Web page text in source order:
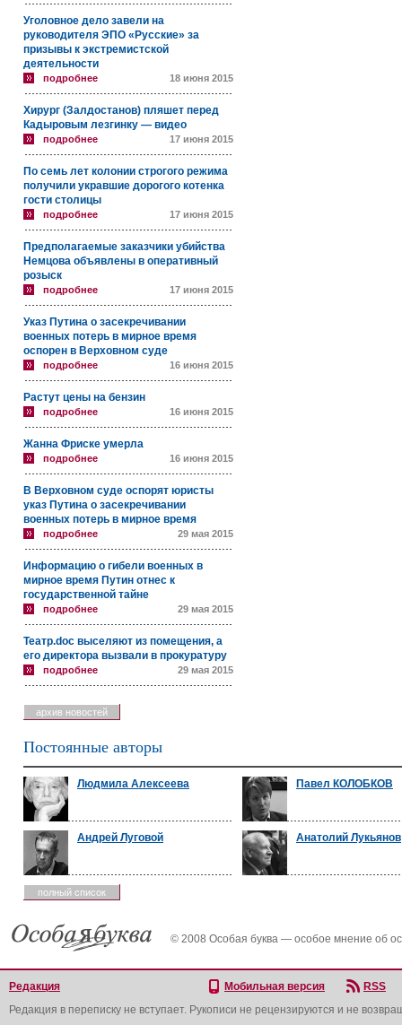
Уголовное дело завели на
руководителя ЭПО «Русские» за
призывы к экстремистской
деятельности
подробнее 18 июня 2015
Хирург (Залдостанов) пляшет перед
Кадыровым лезгинку — видео
подробнее 17 июня 2015
По семь лет колонии строгого режима
получили укравшие дорогого котенка
гости столицы
подробнее 17 июня 2015
Предполагаемые заказчики убийства
Немцова объявлены в оперативный
розыск
подробнее 17 июня 2015
Указ Путина о засекречивании
военных потерь в мирное время
оспорен в Верховном суде
подробнее 16 июня 2015
Растут цены на бензин
подробнее 16 июня 2015
Жанна Фриске умерла
подробнее 16 июня 2015
В Верховном суде оспорят юристы
указ Путина о засекречивании
военных потерь в мирное время
подробнее 29 мая 2015
Информацию о гибели военных в
мирное время Путин отнес к
государственной тайне
подробнее 29 мая 2015
Театр.doc выселяют из помещения, а
его директора вызвали в прокуратуру
подробнее 29 мая 2015
архив новостей
Постоянные авторы
Людмила Алексеева Павел КОЛОБКОВ
Андрей Луговой Анатолий Лукьянов
полный список
© 2008 Особая буква — особое мнение об
Редакция Мобильная версия
RSS
Редакция в переписку не вступает. Рукописи не рецензируются и не